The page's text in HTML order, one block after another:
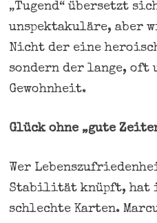
„Tugend“ übersetzt
unspektakuläre, aber
Nicht der eine
sondern der lange, oft
Gewohnheit.
Glück ohne „gute
Wer
Stabilität knüpft, hat
schlechte Karten.